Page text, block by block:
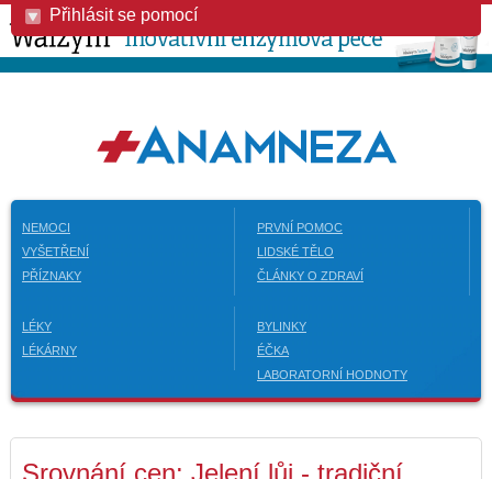
Přihlásit se pomocí
NEMOCI
VYŠETŘENÍ
PŘÍZNAKY
PRVNÍ POMOC
LIDSKÉ TĚLO
ČLÁNKY O ZDRAVÍ
LÉKY
LÉKÁRNY
BYLINKY
ÉČKA
LABORATORNÍ HODNOTY